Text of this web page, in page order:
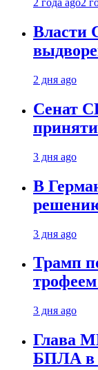
2 года ago2
Власти
2 дня ago
Сенат
3 дня ago
В
3 дня ago
Трамп
3 дня ago
Глава
БПЛА в